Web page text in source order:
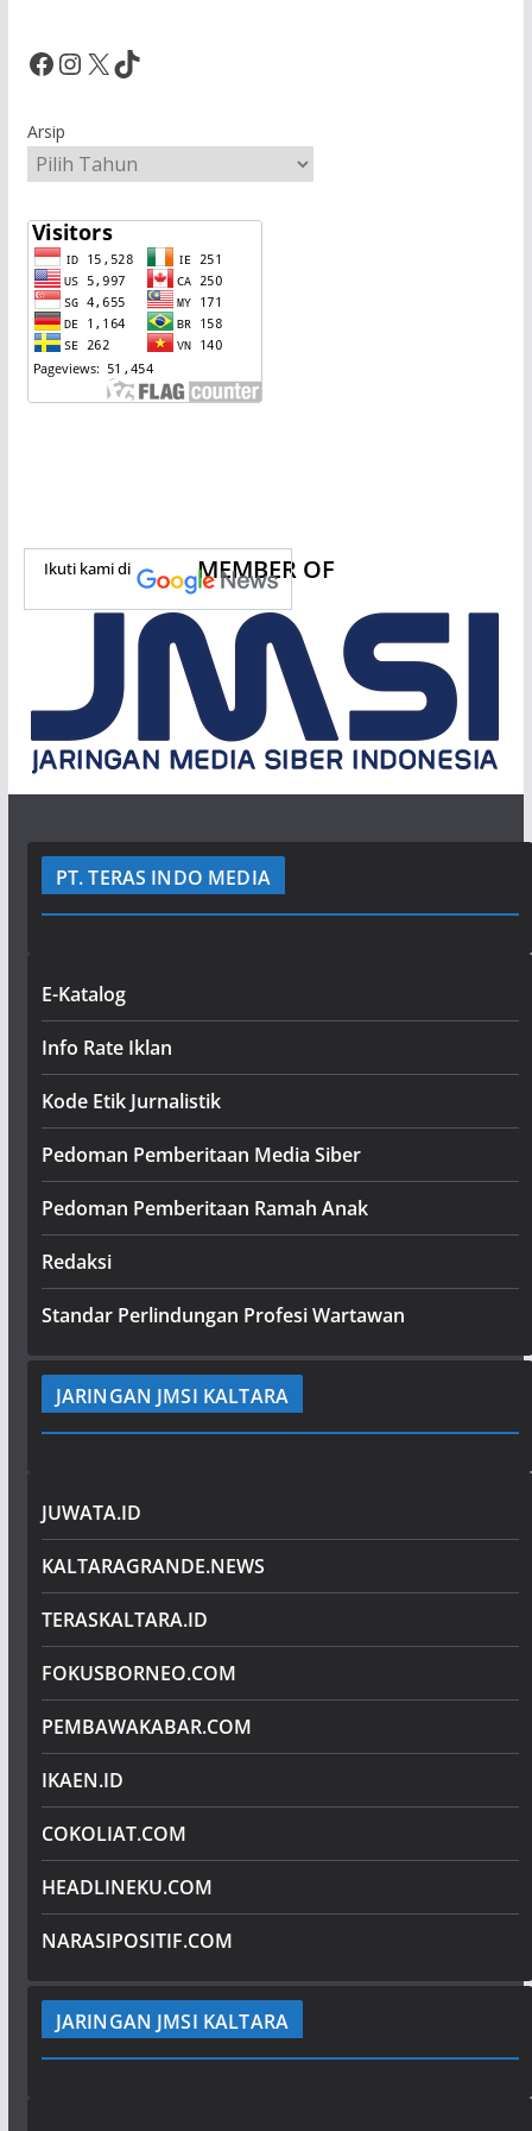
Facebook InstagramX TikTok
Arsip
Ikuti kami di MEMBER OF
PT. TERAS INDO MEDIA
E-Katalog
Info Rate Iklan
Kode Etik Jurnalistik
Pedoman Pemberitaan Media Siber
Pedoman Pemberitaan Ramah Anak
Redaksi
Standar Perlindungan Profesi Wartawan
JARINGAN JMSI KALTARA
JUWATA.ID
KALTARAGRANDE.NEWS
TERASKALTARA.ID
FOKUSBORNEO.COM
PEMBAWAKABAR.COM
IKAEN.ID
COKOLIAT.COM
HEADLINEKU.COM
NARASIPOSITIF.COM
JARINGAN JMSI KALTARA